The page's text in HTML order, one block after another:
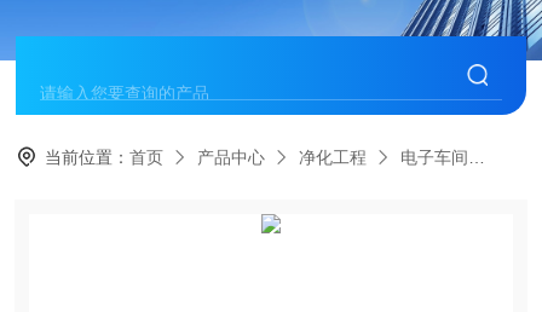
当前位置：首页 产品中心 净化工程 电子车间